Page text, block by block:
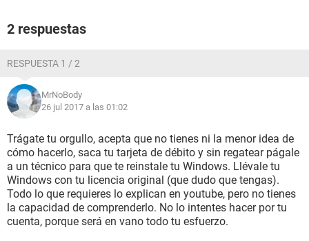
2 respuestas
RESPUESTA 1 / 2
MrNoBody
26 jul 2017 a las 01:02
Trágate tu orgullo, acepta que no tienes ni la menor idea de
cómo hacerlo, saca tu tarjeta de débito y sin regatear págale
a un técnico para que te reinstale tu Windows. Llévale tu
Windows con tu licencia original (que dudo que tengas).
Todo lo que requieres lo explican en youtube, pero no tienes
la capacidad de comprenderlo. No lo intentes hacer por tu
cuenta, porque será en vano todo tu esfuerzo.